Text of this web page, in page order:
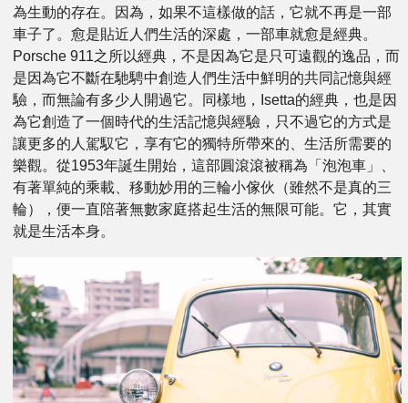
為生動的存在。因為，如果不這樣做的話，它就不再是一部
車子了。愈是貼近人們生活的深處，一部車就愈是經典。
Porsche 911之所以經典，不是因為它是只可遠觀的逸品，而
是因為它不斷在馳騁中創造人們生活中鮮明的共同記憶與經
驗，而無論有多少人開過它。同樣地，Isetta的經典，也是因
為它創造了一個時代的生活記憶與經驗，只不過它的方式是
讓更多的人駕馭它，享有它的獨特所帶來的、生活所需要的
樂觀。從1953年誕生開始，這部圓滾滾被稱為「泡泡車」、
有著單純的乘載、移動妙用的三輪小傢伙（雖然不是真的三
輪），便一直陪著無數家庭搭起生活的無限可能。它，其實
就是生活本身。